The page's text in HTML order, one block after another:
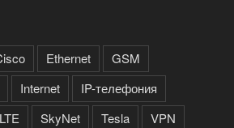
Ethernet
GSM
Internet
IP-телефония
LTE SkyNet Tesla
VPN